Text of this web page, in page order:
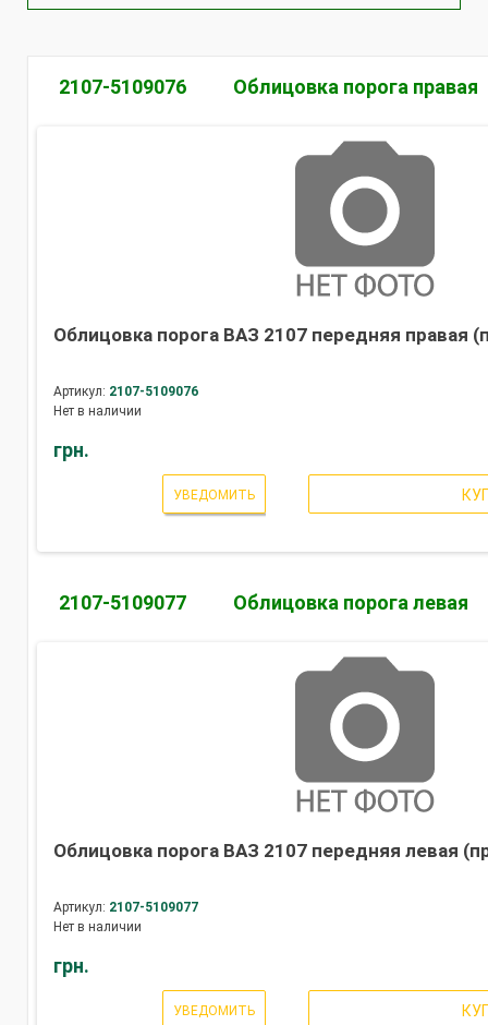
2107-5109076 Облицовка порога правая
Облицовка порога ВАЗ 2107 передняя правая
Артикул: 2107-5109076
Нет в наличии
грн.
УВЕДОМИТЬ
2107-5109077 Облицовка порога левая
Облицовка порога ВАЗ 2107 передняя левая
Артикул: 2107-5109077
Нет в наличии
грн.
УВЕДОМИТЬ